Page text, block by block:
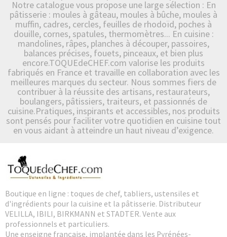
Notre catalogue vous propose une large sélection : En
pâtisserie : moules à gâteau, moules à bûche, moules à
muffin, cadres, cercles, feuilles de rhodoïd, poches à
douille, cornes, spatules, thermomètres... En cuisine :
mandolines, râpes, planches à découper, passoires,
balances précises, fouets, pinceaux, et bien plus
encore.TOQUEdeCHEF.com valorise les produits
fabriqués en France et travaille en collaboration avec les
meilleures marques du secteur. Nous sommes fiers de
contribuer à la réussite des artisans, restaurateurs,
boulangers, pâtissiers, traiteurs, et passionnés de
cuisine.Pratiques, inspirants et accessibles, nos produits
sont pensés pour faciliter votre quotidien en cuisine tout
en vous aidant à atteindre un haut niveau d’exigence.
Boutique en ligne : toques de chef, tabliers, ustensiles et
d'ingrédients pour la cuisine et la pâtisserie. Distributeur
VELILLA, IBILI, BIRKMANN et STADTER. Vente aux
professionnels et particuliers.
Une enseigne française, implantée dans les Pyrénées-